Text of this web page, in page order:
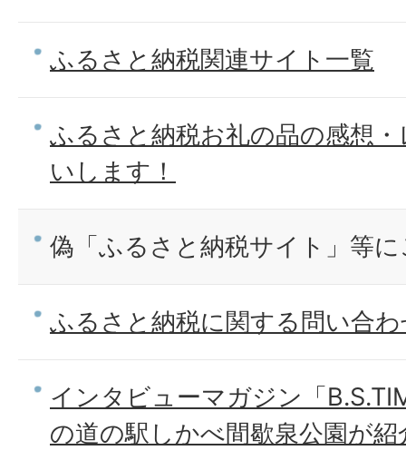
ふるさと納税関連サイト一覧
ふるさと納税お礼の品の感想
いします！
偽「ふるさと納税サイト」等
ふるさと納税に関する問い合
インタビューマガジン「
の道の駅しかべ間歇泉公園が